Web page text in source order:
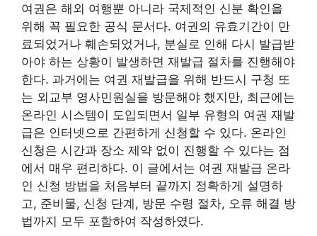
여권은 해외 여행뿐 아니라 국제적인 신분 확인을
위해 꼭 필요한 공식 문서다. 여권의 유효기간이 만
료되었거나 훼손되었거나, 분실로 인해 다시 발급받
아야 하는 상황이 발생하면 재발급 절차를 진행해야
한다. 과거에는 여권 재발급을 위해 반드시 구청 또
는 외교부 영사민원실을 방문해야 했지만, 최근에는
온라인 시스템이 도입되면서 일부 유형의 여권 재발
급은 인터넷으로 간편하게 신청할 수 있다. 온라인
신청은 시간과 장소 제약 없이 진행할 수 있다는 점
에서 매우 편리하다. 이 글에서는 여권 재발급 온라
인 신청 방법을 처음부터 끝까지 정확하게 설명하
고, 준비물, 신청 단계, 방문 수령 절차, 오류 해결 방
법까지 모두 포함하여 작성하였다.